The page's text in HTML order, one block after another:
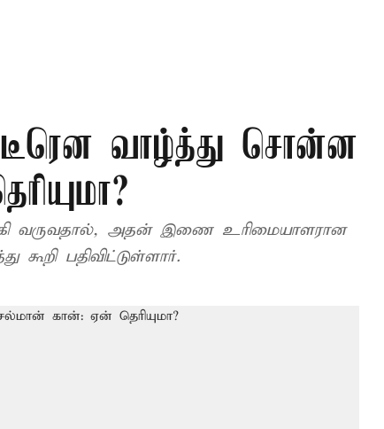
திடீரென வாழ்த்து சொன்ன
வருவதால், அதன் இணை உரிமையாளரான
கூறி பதிவிட்டுள்ளார்.